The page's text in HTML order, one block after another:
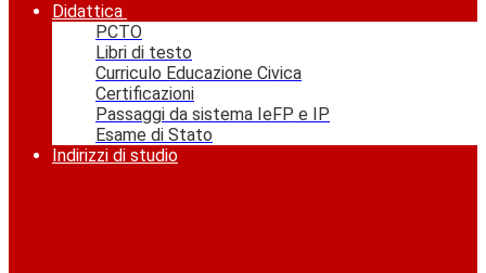
Didattica
PCTO
Libri di testo
Curriculo Educazione Civica
Certificazioni
Passaggi da sistema IeFP e IP
Esame di Stato
Indirizzi di studio